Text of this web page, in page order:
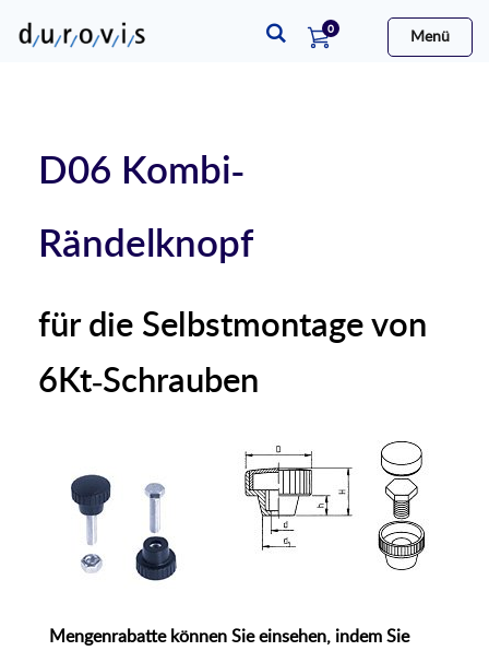
0Artikel
Menü
D06 Kombi-
Rändelknopf
für die Selbstmontage von
6Kt-Schrauben
Mengenrabatte können Sie einsehen, indem Sie